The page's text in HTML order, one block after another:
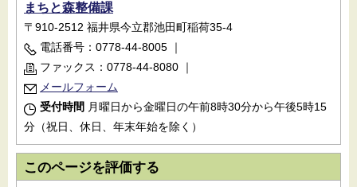
まちと森整備課
〒910-2512 福井県今立郡池田町稲荷35-4
電話番号：0778-44-8005 ｜
ファックス：0778-44-8080 ｜
メールフォーム
受付時間 月曜日から金曜日の午前8時30分から午後5時15
分（祝日、休日、年末年始を除く）
このページを評価する